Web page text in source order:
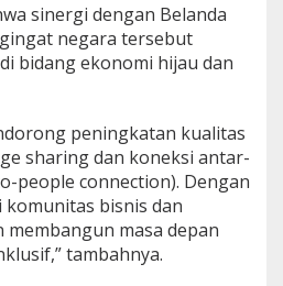
sinergi dengan Belanda
negara tersebut
bidang ekonomi hijau dan
peningkatan kualitas
sharing dan koneksi antar-
people connection). Dengan
bisnis dan
masa depan
tambahnya.